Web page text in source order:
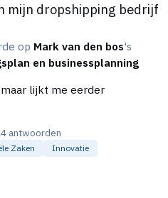
mijn dropshipping bedrijf
op Mark van den bos's
en businessplanning
lijkt me eerder
antwoorden
Zaken
Innovatie